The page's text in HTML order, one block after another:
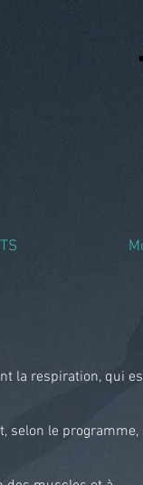
la respiration, qui
selon le programme,